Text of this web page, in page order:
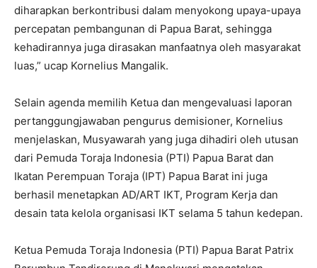
diharapkan berkontribusi dalam menyokong upaya-upaya
percepatan pembangunan di Papua Barat, sehingga
kehadirannya juga dirasakan manfaatnya oleh masyarakat
luas,” ucap Kornelius Mangalik.
Selain agenda memilih Ketua dan mengevaluasi laporan
pertanggungjawaban pengurus demisioner, Kornelius
menjelaskan, Musyawarah yang juga dihadiri oleh utusan
dari Pemuda Toraja Indonesia (PTI) Papua Barat dan
Ikatan Perempuan Toraja (IPT) Papua Barat ini juga
berhasil menetapkan AD/ART IKT, Program Kerja dan
desain tata kelola organisasi IKT selama 5 tahun kedepan.
Ketua Pemuda Toraja Indonesia (PTI) Papua Barat Patrix